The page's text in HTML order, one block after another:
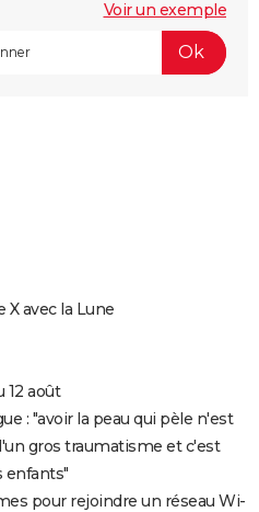
Voir un exemple
X avec la Lune
12 août
: "avoir la peau qui pèle n'est
gros traumatisme et c'est
enfants"
pour rejoindre un réseau Wi-